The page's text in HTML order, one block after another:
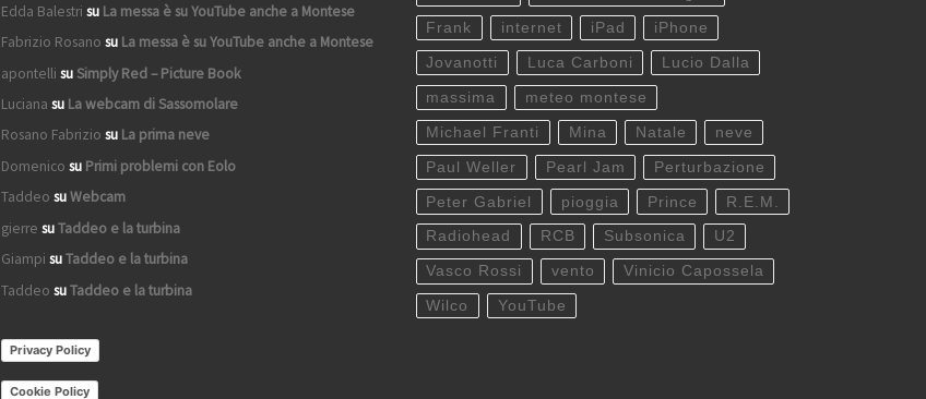
Edda Balestri su La messa è su YouTube anche a Montese
Fabrizio Rosano su La messa è su YouTube anche a Montese
apontelli suSimply Red – Picture Book
Luciana su La webcam di Sassomolare
Rosano Fabrizio su La prima neve
Domenico su Primi problemi con Eolo
Taddeo suWebcam
gierre suTaddeo e la turbina
Giampi suTaddeo e la turbina
Taddeo suTaddeo e la turbina
Privacy Policy
Cookie Policy
Frank internet iPad iPhone
Jovanotti Luca Carboni Lucio Dalla
massima meteo montese
Michael Franti Mina Natale neve
Paul Weller Pearl Jam Perturbazione
Peter Gabriel pioggia Prince R.E.M.
Radiohead RCB Subsonica U2
Vasco Rossi vento Vinicio Capossela
Wilco YouTube